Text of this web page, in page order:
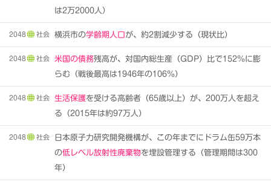
は2万2000人）
2048 社会 横浜市の学齢期人口が、約2割減少する（現状比）
2048 社会 米国の債務残高が、対国内総生産（GDP）比で152％に膨
らむ（戦後最高は1946年の106％）
2048 社会 生活保護を受ける高齢者（65歳以上）が、200万人を超え
る（2015年は約97万人）
2048 社会
日本原子力研究開発機構が、この年までにドラム缶59万本
の低レベル放射性廃棄物を埋設管理する（管理期間は300
年）